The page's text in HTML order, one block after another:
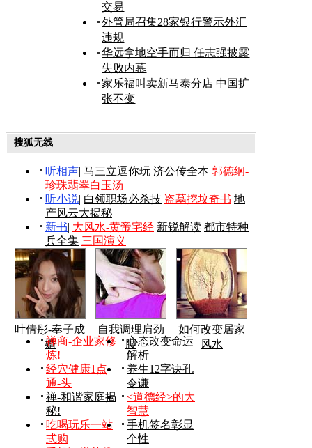
交易
外管局召集28家银行警示外汇
违规
华远拿地空手而归 任志强披露
失败内幕
家乐福叫卖新马泰分店 中国扩
张不变
搜狐无线
听相声| 马三立逗你玩 济公传全本 郭德纲-
珍珠翡翠白玉汤
听小说| 白领职场必杀技 盗墓挖坟奇书 地
产风云大揭秘
新书| 大风水-黄帝宅经 新锐解读 都市特种
兵全集 三国演义
叶倩彤-奉子成
婚
自我调理肩劲
腰
如何改变居家
风水
禅商-企业家修
炼!
心态改变命运
解析
经穴健康1点
通-头
养生12字诀孔
令谦
禅-和谐家庭揭
秘!
<道德经>的大
智慧
吃喝玩乐一站
式购
手机签名彰显
个性